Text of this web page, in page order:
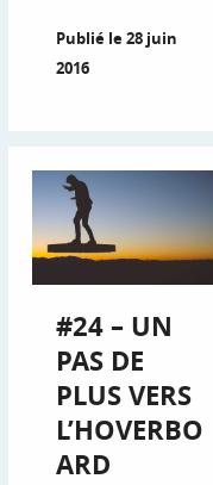
Publié le 28 juin
2016
#24 – UN
PAS DE
PLUS VERS
L’HOVERBO
ARD